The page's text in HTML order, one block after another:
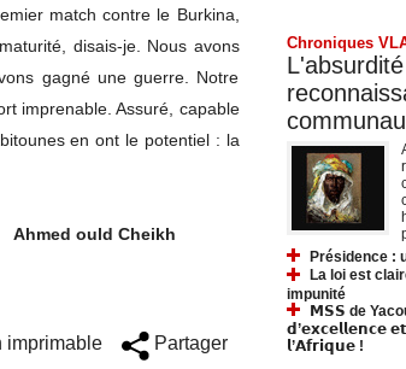
match contre le Burkina,
disais-je. Nous avons
gagné une guerre. Notre
imprenable. Assuré, capable
en ont le potentiel : la
imprimable Partager
Chroniques
Présidence :
La loi est
impunité
𝗠𝗦𝗦 de
𝗱’𝗲𝘅𝗰𝗲𝗹𝗹𝗲𝗻𝗰𝗲
𝗹’𝗔𝗳𝗿𝗶𝗾𝘂𝗲 !